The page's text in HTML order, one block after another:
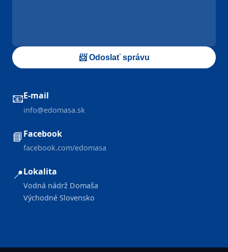
📨 Odoslať správu
📧E-mail
info@edomasa.sk
📘Facebook
facebook.com/edomasa
📍Lokalita
Vodná nádrž Domaša
Východné Slovensko